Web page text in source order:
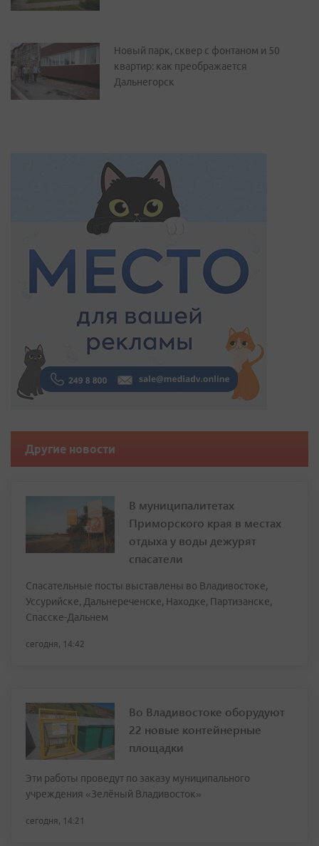
Новый парк, сквер с фонтаном и 50
квартир: как преображается
Дальнегорск
Другие новости
В муниципалитетах
Приморского края в местах
отдыха у воды дежурят
спасатели
Спасательные посты выставлены во Владивостоке,
Уссурийске, Дальнереченске, Находке, Партизанске,
Спасске-Дальнем
сегодня, 14:42
Во Владивостоке оборудуют
22 новые контейнерные
площадки
Эти работы проведут по заказу муниципального
учреждения «Зелёный Владивосток»
сегодня, 14:21